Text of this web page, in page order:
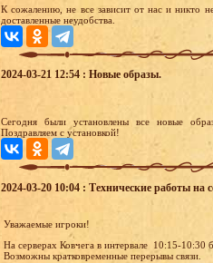
К сожалению, не все зависит от нас и никто
доставленные неудобства.
2024-03-21 12:54 : Новые образы.
Сегодня были установлены все новые
Поздравляем с установкой!
2024-03-20 10:04 : Технические работы на
Уважаемые игроки!
На серверах Ковчега в интервале 10:15-10:30
Возможны кратковременные перерывы связи.